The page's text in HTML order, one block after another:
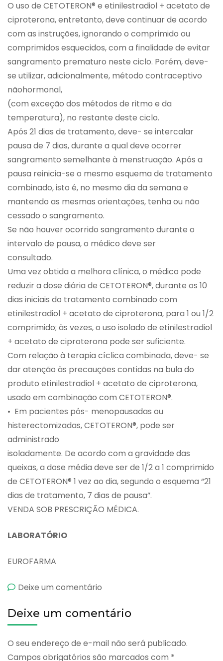
O uso de CETOTERON® e etinilestradiol + acetato de
ciproterona, entretanto, deve continuar de acordo
com as instruções, ignorando o comprimido ou
comprimidos esquecidos, com a finalidade de evitar
sangramento prematuro neste ciclo. Porém, deve-
se utilizar, adicionalmente, método contraceptivo
nãohormonal,
(com exceção dos métodos de ritmo e da
temperatura), no restante deste ciclo.
Após 21 dias de tratamento, deve- se intercalar
pausa de 7 dias, durante a qual deve ocorrer
sangramento semelhante à menstruação. Após a
pausa reinicia-se o mesmo esquema de tratamento
combinado, isto é, no mesmo dia da semana e
mantendo as mesmas orientações, tenha ou não
cessado o sangramento.
Se não houver ocorrido sangramento durante o
intervalo de pausa, o médico deve ser
consultado.
Uma vez obtida a melhora clínica, o médico pode
reduzir a dose diária de CETOTERON®, durante os 10
dias iniciais do tratamento combinado com
etinilestradiol + acetato de ciproterona, para 1 ou 1/2
comprimido; às vezes, o uso isolado de etinilestradiol
+ acetato de ciproterona pode ser suficiente.
Com relação à terapia cíclica combinada, deve- se
dar atenção às precauções contidas na bula do
produto etinilestradiol + acetato de ciproterona,
usado em combinação com CETOTERON®.
• Em pacientes pós- menopausadas ou
histerectomizadas, CETOTERON®, pode ser
administrado
isoladamente. De acordo com a gravidade das
queixas, a dose média deve ser de 1/2 a 1 comprimido
de CETOTERON® 1 vez ao dia, segundo o esquema “21
dias de tratamento, 7 dias de pausa”.
VENDA SOB PRESCRIÇÃO MÉDICA.
LABORATÓRIO
EUROFARMA
Deixe um comentário
Deixe um comentário
O seu endereço de e-mail não será publicado.
Campos obrigatórios são marcados com *